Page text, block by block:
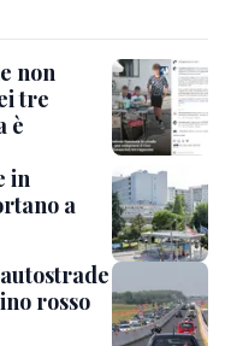
non
tre
è
in
a
rosso